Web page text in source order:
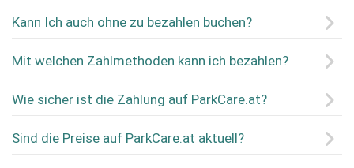
Kann Ich auch ohne zu bezahlen buchen?
Mit welchen Zahlmethoden kann ich bezahlen?
Wie sicher ist die Zahlung auf ParkCare.at?
Sind die Preise auf ParkCare.at aktuell?